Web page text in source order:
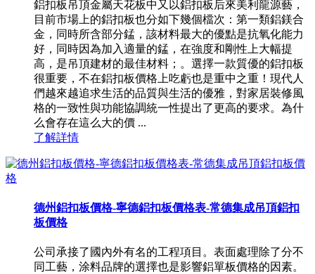
鋁扣板吊頂金屬天花板中又以鋁扣板后來美利龍源藝，
目前市場上的鋁扣板也分如下幾個檔次：第一類鋁鎂合
金，同時所含部分錳，該材料最大的優點是抗氧化能力
好，同時因為加入適量的錳，在強度和剛性上大幅提
高，是吊頂建材的最佳材料；。選擇一款質優的鋁扣板
很重要，不在鋁扣板價格上吃虧也是重中之重！現代人
們越來越追求生活的品質與生活的優雅，對家居裝修風
格的一致性與功能協調統一性提出了更高的要求。為什
么會存在這么大的價 ...
了解詳情
德州鋁扣板價格-寧德鋁扣板價格表-常德集成吊頂鋁扣
板價格
公司承接了國內外有名的工程項目。表面處理除了分不
同工藝，涂料品牌的選擇也是影響鋁單板價格的因素。